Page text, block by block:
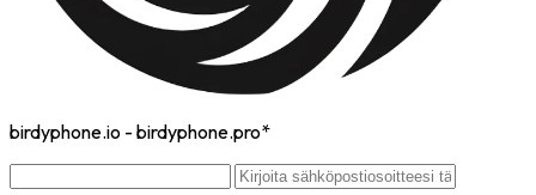
birdyphone.io - birdyphone.pro*